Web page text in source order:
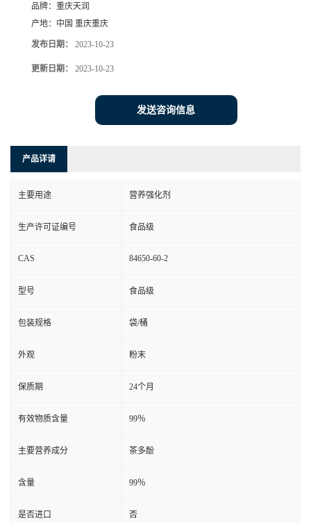
品牌： 重庆天润
产地： 中国 重庆重庆
发布日期： 2023-10-23
更新日期： 2023-10-23
发送咨询信息
产品详请
主要用途 营养强化剂
生产许可证编号 食品级
CAS 84650-60-2
型号 食品级
包装规格 袋/桶
外观 粉末
保质期 24个月
有效物质含量 99％
主要营养成分 茶多酚
含量 99％
是否进口 否